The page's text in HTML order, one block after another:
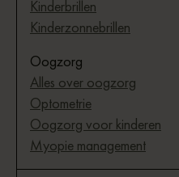
Kinderbrillen
Kinderzonnebrillen
Oogzorg
Alles over oogzorg
Optometrie
Oogzorg voor kinderen
Myopie management